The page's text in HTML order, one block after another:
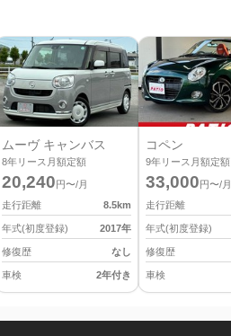
ムーヴ キャンバス
8年リース月額定額
20,240 円〜/月
走行距離
8.5km
年式(初度登録) 2017年
修復歴 なし
車検 2年付き
コペン
9年リース月額定額
33,000 円〜/月
走行距離
年式(初度登録)
修復歴
車検